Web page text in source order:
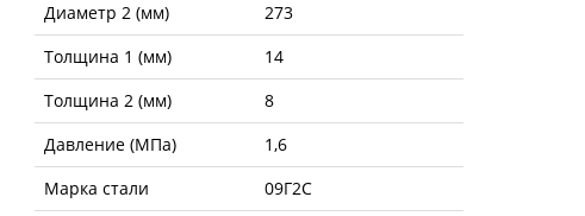
Диаметр 2 (мм)
273
Толщина 1 (мм)
14
Толщина 2 (мм)
8
Давление (МПа)
1,6
Марка стали
09Г2С